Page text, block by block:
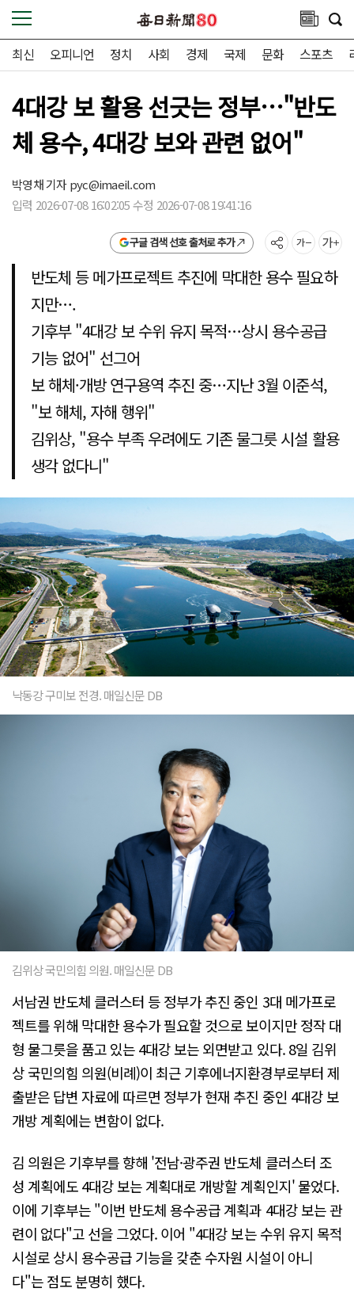
최신 오피니언 정치 사회 경제 국제 문화 스포츠
4대강 보 활용 선긋는 정부…"반도
체 용수, 4대강 보와 관련 없어"
박영채 기자pyc@imaeil.com
입력 2026-07-08 16:02:05 수정 2026-07-08 19:41:16
구글 검색 선호 출처로 추가
반도체 등 메가프로젝트 추진에 막대한 용수 필요하
지만….
기후부 "4대강 보 수위 유지 목적…상시 용수공급
기능 없어" 선그어
보 해체·개방 연구용역 추진 중…지난 3월 이준석,
"보 해체, 자해 행위"
김위상, "용수 부족 우려에도 기존 물그릇 시설 활용
생각 없다니"
낙동강 구미보 전경. 매일신문 DB
김위상 국민의힘 의원. 매일신문 DB
서남권 반도체 클러스터 등 정부가 추진 중인 3대 메가프로
젝트를 위해 막대한 용수가 필요할 것으로 보이지만 정작 대
형 물그릇을 품고 있는 4대강 보는 외면받고 있다. 8일 김위
상 국민의힘 의원(비례)이 최근 기후에너지환경부로부터 제
출받은 답변 자료에 따르면 정부가 현재 추진 중인 4대강 보
개방 계획에는 변함이 없다.
김 의원은 기후부를 향해 '전남·광주권 반도체 클러스터 조
성 계획에도 4대강 보는 계획대로 개방할 계획인지' 물었다.
이에 기후부는 "이번 반도체 용수공급 계획과 4대강 보는 관
련이 없다"고 선을 그었다. 이어 "4대강 보는 수위 유지 목적
시설로 상시 용수공급 기능을 갖춘 수자원 시설이 아니
다"는 점도 분명히 했다.